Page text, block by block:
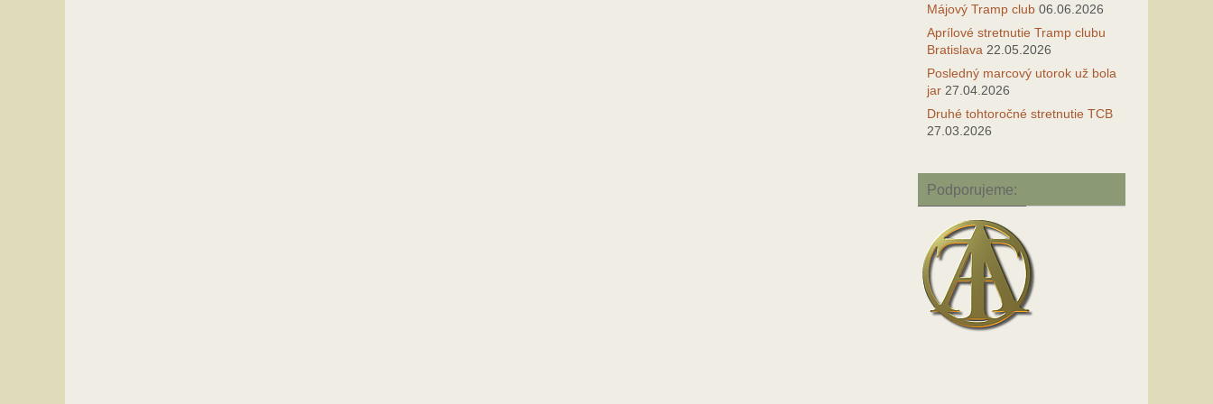
Májový Tramp club 06.06.2026
Aprílové stretnutie Tramp clubu
Bratislava 22.05.2026
Posledný marcový utorok už bola
jar 27.04.2026
Druhé tohtoročné stretnutie TCB
27.03.2026
Podporujeme: